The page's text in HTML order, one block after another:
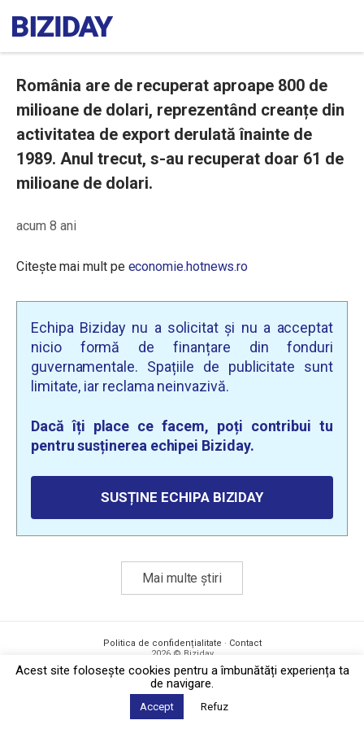
România are de recuperat aproape 800 de
milioane de dolari, reprezentând creanțe din
activitatea de export derulată înainte de
1989. Anul trecut, s-au recuperat doar 61 de
milioane de dolari.
acum 8 ani
Citește mai mult pe economie.hotnews.ro
Echipa Biziday nu a solicitat și nu a acceptat
nicio formă de finanțare din fonduri
guvernamentale. Spațiile de publicitate sunt
limitate, iar reclama neinvazivă.
Dacă îți place ce facem, poți contribui tu
pentru susținerea echipei Biziday.
SUSȚINE ECHIPA BIZIDAY
Mai multe știri
Politica de confidențialitate · Contact
2026 © Biziday
Acest site foloseşte cookies pentru a îmbunătăți experiența ta
de navigare.
Accept Refuz